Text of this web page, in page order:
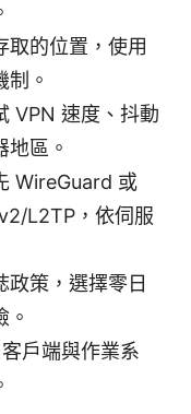
取的位置，使用
。
VPN 速度、抖動
區。
WireGuard 或
L2TP，依伺服
政策，選擇零日
戶端與作業系